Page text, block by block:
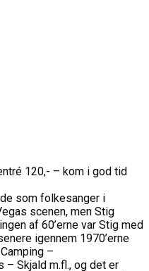
120,- – kom i god tid
som folkesanger i
scenen, men Stig
af 60’erne var Stig med
igennem 1970’erne
–
– Skjald m.fl., og det er